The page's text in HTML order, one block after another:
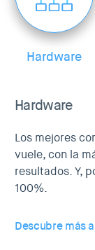
Hardware
Hardware
Los mejores
vuele, con la
resultados. Y,
100%.
Descubre más